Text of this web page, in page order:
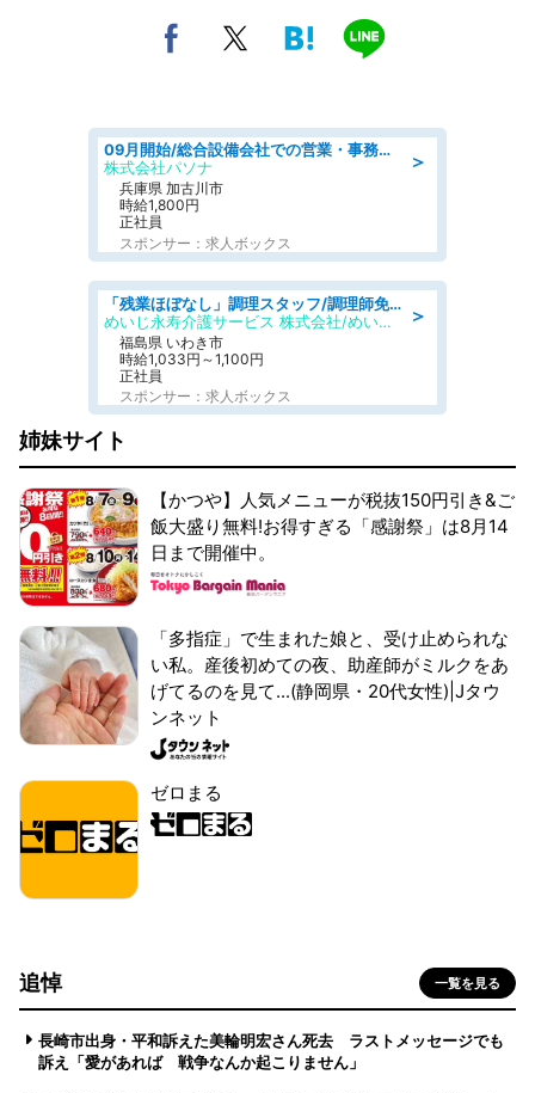
＞
09月開始/総合設備会社での営業・事務のお仕事/車通勤可/賞与あり/営業/営業事務
株式会社パソナ
兵庫県 加古川市
時給1,800円
正社員
スポンサー：求人ボックス
＞
「残業ほぼなし」調理スタッフ/調理師免許必須/正職員/日勤のみ/住宅型有料老人ホーム
めいじ永寿介護サービス 株式会社/めいじ永寿介護サービスセンター
福島県 いわき市
時給1,033円～1,100円
正社員
スポンサー：求人ボックス
姉妹サイト
【かつや】人気メニューが税抜150円引き&ご
飯大盛り無料!お得すぎる「感謝祭」は8月14
日まで開催中。
「多指症」で生まれた娘と、受け止められな
い私。産後初めての夜、助産師がミルクをあ
げてるのを見て...(静岡県・20代女性)|Jタウ
ンネット
ゼロまる
追悼 一覧を見る
長崎市出身・平和訴えた美輪明宏さん死去 ラストメッセージでも
訴え「愛があれば 戦争なんか起こりません」